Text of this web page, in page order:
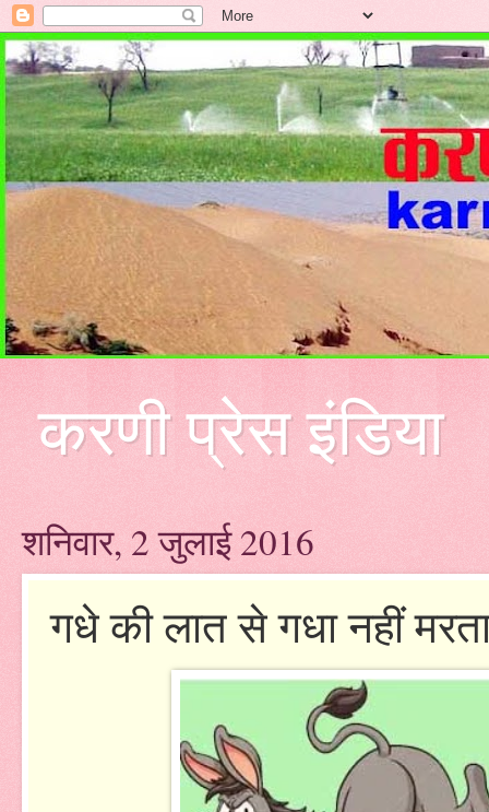
करणी प्रेस इंडिया
शनिवार, 2 जुलाई 2016
गधे की लात से गधा नहीं